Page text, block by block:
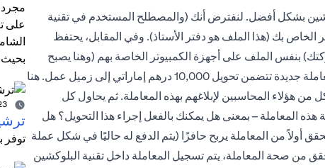
بشكل أفضل. لنفترض أنك (والمصطلح المستخدم في تقنية
بك (هذا الملف هو دفتر الأستاذ). وفي المقابل، يحتفظ
بنفس الملف على أجهزة الكمبيوتر الخاصة بهم (وهنا يصبح
دفتر الأستاذ متاحًا على النطاق العام) الآن، لنفترض أنك أجريت معاملة جديدة تتضمن تحويل 10,000 درهم إماراتي إلى زميل عمل. هنا
من هؤلاء المحاسبين لإبلاغهم بهذه المعاملة. ثم يحاول كل
المعاملة – بمعنى هل يمكنك بالفعل إجراء هذا التحويل؟ هل
أولاً من المعاملة يربح حافزًا (يتم الدفع له حاليًا في شكل عملة
من صحة المعاملة، يتم تسجيل المعاملة داخل تقنية البلوكشين
مجرد
على
بحيث
توفر